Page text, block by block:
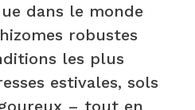
dans le monde
robustes
les plus
estivales, sols
– tout en